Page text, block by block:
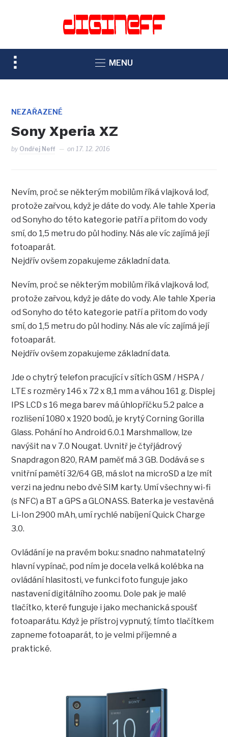
TOGGLE
SIDEBAR
NAVIGATION
MENU
NEZAŘAZENÉ
Sony Xperia XZ
by Ondřej Neff on17. 12. 2016
Nevím, proč se některým mobilům říká vlajková loď,
protože zařvou, když je dáte do vody. Ale tahle Xperia
od Sonyho do této kategorie patří a přitom do vody
smí, do 1,5 metru do půl hodiny. Nás ale víc zajímá její
fotoaparát.
Nejdřív ovšem zopakujeme základní data.
Nevím, proč se některým mobilům říká vlajková loď,
protože zařvou, když je dáte do vody. Ale tahle Xperia
od Sonyho do této kategorie patří a přitom do vody
smí, do 1,5 metru do půl hodiny. Nás ale víc zajímá její
fotoaparát.
Nejdřív ovšem zopakujeme základní data.
Jde o chytrý telefon pracující v sítích GSM / HSPA /
LTE s rozměry 146 x 72 x 8,1 mm a váhou 161 g. Displej
IPS LCD s 16 mega barev má úhlopříčku 5.2 palce a
rozlišení 1080 x 1920 bodů, je krytý Corning Gorilla
Glass. Pohání ho Android 6.0.1 Marshmallow, lze
navýšit na v 7.0 Nougat. Uvnitř je čtyřjádrový
Snapdragon 820, RAM paměť má 3 GB. Dodává se s
vnitřní pamětí 32/64 GB, má slot na microSD a lze mít
verzi na jednu nebo dvě SIM karty. Umí všechny wi-fi
(s NFC) a BT a GPS a GLONASS. Baterka je vestavěná
Li-Ion 2900 mAh, umí rychlé nabíjení Quick Charge
3.0.
Ovládání je na pravém boku: snadno nahmatatelný
hlavní vypínač, pod ním je docela velká kolébka na
ovládání hlasitosti, ve funkci foto funguje jako
nastavení digitálního zoomu. Dole pak je malé
tlačítko, které funguje i jako mechanická spoušť
fotoaparátu. Když je přístroj vypnutý, tímto tlačítkem
zapneme fotoaparát, to je velmi příjemné a
praktické.